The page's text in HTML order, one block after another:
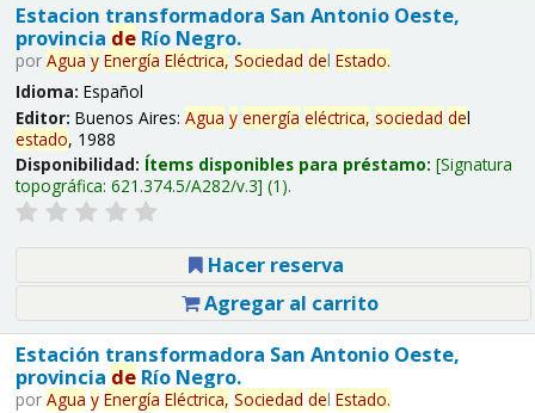
Estacion transformadora San Antonio Oeste,
provincia deRío Negro.
por Agua y Energía Eléctrica, Sociedad del Estado.
Idioma: Español
Editor: Buenos Aires: Agua y energía eléctrica, sociedad del
estado, 1988
Disponibilidad: Ítems disponibles para préstamo: Signatura
topográfica: 621.374.5/A282/v.3 (1).
Hacer reserva
Agregar al carrito
Estación transformadora San Antonio Oeste,
provincia deRío Negro.
por Agua y Energía Eléctrica, Sociedad del Estado.